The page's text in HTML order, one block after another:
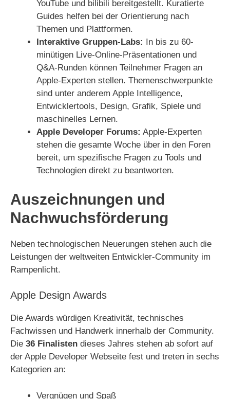
YouTube und bilibili bereitgestellt. Kuratierte
Guides helfen bei der Orientierung nach
Themen und Plattformen.
Interaktive Gruppen-Labs: In bis zu 60-
minütigen Live-Online-Präsentationen und
Q&A-Runden können Teilnehmer Fragen an
Apple-Experten stellen. Themenschwerpunkte
sind unter anderem Apple Intelligence,
Entwicklertools, Design, Grafik, Spiele und
maschinelles Lernen.
Apple Developer Forums: Apple-Experten
stehen die gesamte Woche über in den Foren
bereit, um spezifische Fragen zu Tools und
Technologien direkt zu beantworten.
Auszeichnungen und
Nachwuchsförderung
Neben technologischen Neuerungen stehen auch die
Leistungen der weltweiten Entwickler-Community im
Rampenlicht.
Apple Design Awards
Die Awards würdigen Kreativität, technisches
Fachwissen und Handwerk innerhalb der Community.
Die 36 Finalisten dieses Jahres stehen ab sofort auf
der Apple Developer Webseite fest und treten in sechs
Kategorien an:
Vergnügen und Spaß